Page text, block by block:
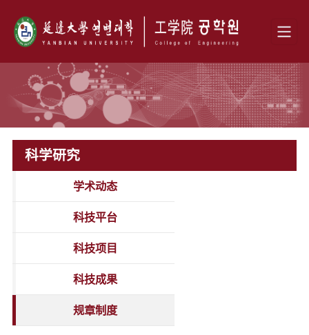
科学研究
学术动态
科技平台
科技项目
科技成果
规章制度